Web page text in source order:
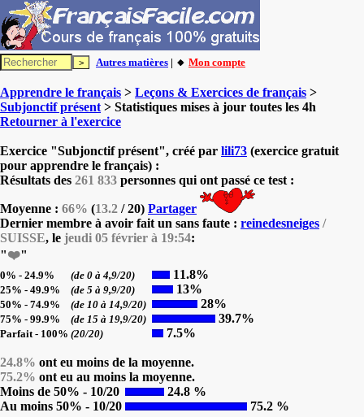
Autres matières | 🔸 Mon compte
Apprendre le français > Leçons & Exercices de français >
Subjonctif présent > Statistiques mises à jour toutes les 4h
Retourner à l'exercice
Exercice "Subjonctif présent", créé par lili73 (exercice gratuit
pour apprendre le français) :
Résultats des 261 833 personnes qui ont passé ce test :
Moyenne : 66% (13.2 / 20) Partager
Dernier membre à avoir fait un sans faute : reinedesneiges /
SUISSE, le jeudi 05 février à 19:54:
"❤️"
0% - 24.9% (de 0 à 4,9/20) 11.8%
25% - 49.9% (de 5 à 9,9/20) 13%
50% - 74.9% (de 10 à 14,9/20) 28%
75% - 99.9% (de 15 à 19,9/20) 39.7%
Parfait - 100% (20/20) 7.5%
24.8% ont eu moins de la moyenne.
75.2% ont eu au moins la moyenne.
Moins de 50% - 10/20
24.8 %
Au moins 50% - 10/20
75.2 %